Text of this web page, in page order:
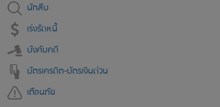
นักสืบ
เร่งรัดหนี้
บังคับคดี
บัตรเครดิต-บัตรเงินด่วน
เตือนภัย